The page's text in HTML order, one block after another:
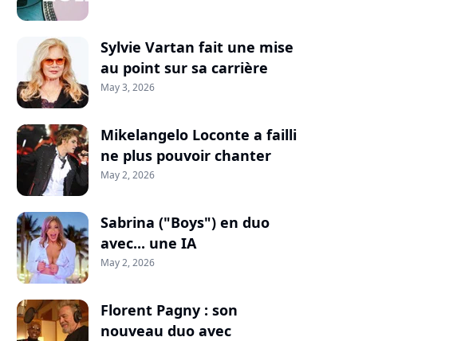
Sylvie Vartan fait une mise
au point sur sa carrière
May 3, 2026
Mikelangelo Loconte a failli
ne plus pouvoir chanter
May 2, 2026
Sabrina ("Boys") en duo
avec... une IA
May 2, 2026
Florent Pagny : son
nouveau duo avec